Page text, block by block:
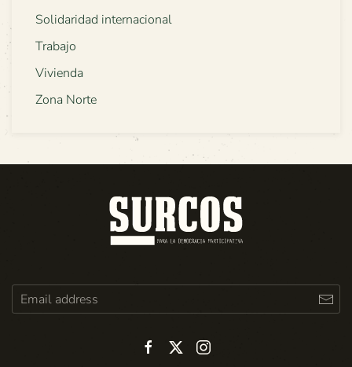
Solidaridad internacional
Trabajo
Vivienda
Zona Norte